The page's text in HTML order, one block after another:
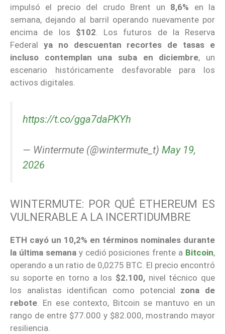
impulsó el precio del crudo Brent un 8,6% en la
semana, dejando al barril operando nuevamente por
encima de los $102 . Los futuros de la Reserva
Federal ya no descuentan recortes de tasas e
incluso contemplan una suba en diciembre, un
escenario históricamente desfavorable para los
activos digitales.
https://t.co/gga7daPKYh
— Wintermute (@wintermute_t) May 19,
2026
WINTERMUTE: POR QUÉ ETHEREUM ES
VULNERABLE A LA INCERTIDUMBRE
ETH cayó un 10,2% en términos nominales durante
la última semanay cedió posiciones frente a Bitcoin,
operando a un ratio de 0,0275 BTC. El precio encontró
su soporte en torno a los $2.100, nivel técnico que
los analistas identifican como potencial zona de
rebote. En ese contexto, Bitcoin se mantuvo en un
rango de entre $77.000 y $82.000, mostrando mayor
resiliencia.